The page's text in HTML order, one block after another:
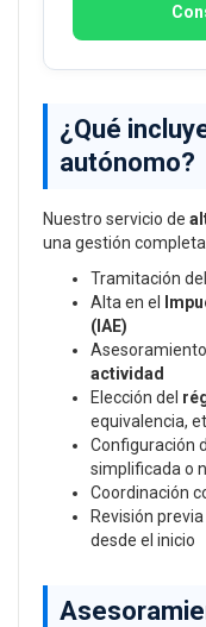
¿Qué
autónomo?
Nuestro servicio de
una gestión
Tramitación del
Alta en el
(IAE)
Asesoramiento
actividad
Elección del
equivalencia,
Configuración
simplificada o
Coordinación
Revisión
desde el inicio